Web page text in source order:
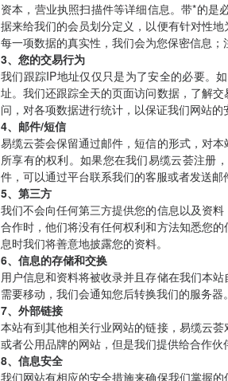
资本，营业执照扫描件等详细信息。带*的是
据来给我们的会员划分定义，以便有针对性
每一项数据的真实性，我们会为您保密信息；
3、您的交易行为
我们跟踪IP地址仅仅只是为了安全的必要。
址。我们还跟踪全天的页面访问数据，了解
问，对各项数据进行统计，以保证我们网站的
4、邮件/短信
易缆云荟会保留通过邮件，短信的形式，对
所享有的权利。如果您在我们易缆云荟注册
件，可以通过平台联系我们的客服或者发送邮
5、第三方
我们不会向任何第三方提供您的信息以及资
合作时，他们将没有任何权利和方法知悉您
息时我们将善意地披露您的资料。
6、信息的存储和交换
用户信息和资料将被收录并且存储在我们本
需要移动，我们会通知您后转换我们的服务器。
7、外部链接
本站有到其他相关行业网站的链接，易缆云
或者公用品牌的网站，但是我们提供给合作伙
8、信息安全
我们网站有相应的安全措施来确保我们掌握